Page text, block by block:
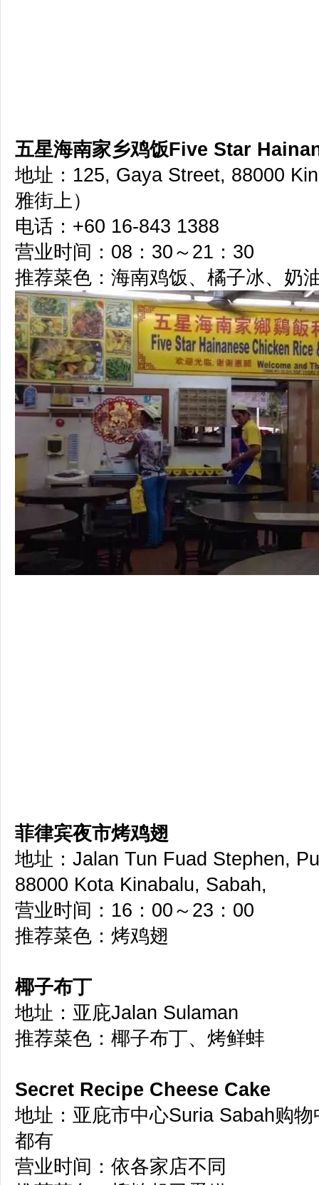
五星海南家乡鸡饭Five Star
地址：125, Gaya Street, 88000
雅街上）
电话：+60 16-843 1388
营业时间：08：30～21：30
推荐菜色：海南鸡饭、橘子冰、奶
菲律宾夜市烤鸡翅
地址：Jalan Tun Fuad Stephen,
88000 Kota Kinabalu, Sabah,
营业时间：16：00～23：00
推荐菜色：烤鸡翅
椰子布丁
地址：亚庇Jalan Sulaman
推荐菜色：椰子布丁、烤鲜蚌
Secret Recipe Cheese Cake
地址：亚庇市中心Suria Sabah购
都有
营业时间：依各家店不同